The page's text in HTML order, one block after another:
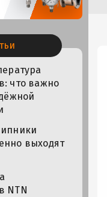
что важно
выходят
NTN